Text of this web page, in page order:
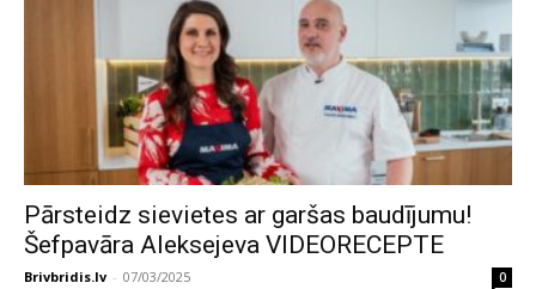
Pārsteidz sievietes ar garšas baudījumu!
Šefpavāra Aleksejeva VIDEORECEPTE
Brivbridis.lv - 07/03/2025 0